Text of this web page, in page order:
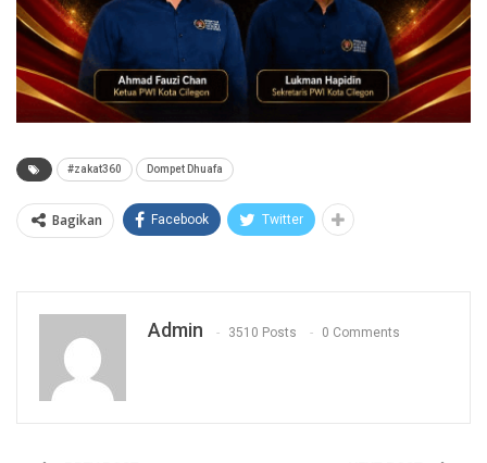
#zakat360 Dompet Dhuafa
Bagikan Facebook Twitter
Admin 3510 Posts 0 Comments